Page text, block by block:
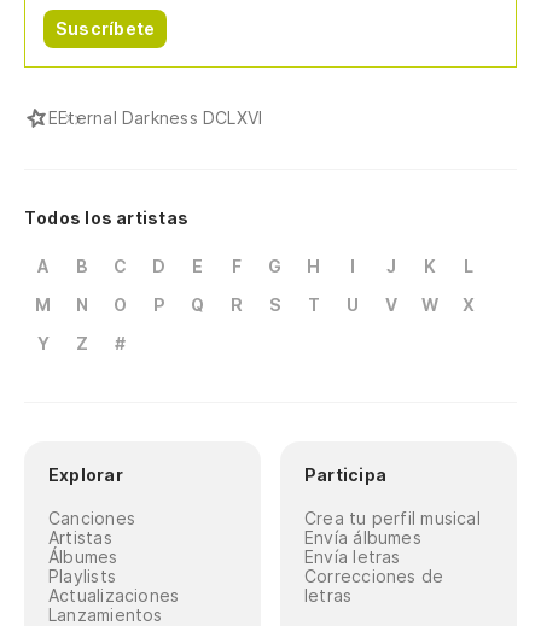
Suscríbete
EEternal Darkness DCLXVI
Todos los artistas
A B C D E F G H I J K
L
M
N O P Q R S T U V W
X
Y
Z #
Explorar
Canciones
Artistas
Álbumes
Playlists
Actualizaciones
Lanzamientos
Participa
Crea tu perfil musical
Envía álbumes
Envía letras
Correcciones de
letras